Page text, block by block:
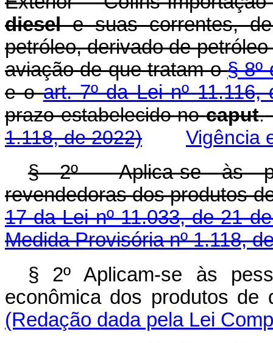
diesele suas correntes,
petróleo, derivado de
aviação de que tratam o§ 8º
e oart. 7º da Lei nº 11.116,
prazo estabelecido nocaput.
1.118, de 2022)
Vigência
§ 2º Aplica-se às
revendedoras dos produtos
17 da Lei nº 11.033, de 21
Medida Provisória nº 1.118,
§ 2º Aplicam-se às
econômica dos produtos
(Redação dada pela Lei